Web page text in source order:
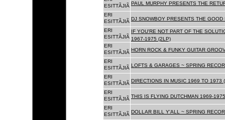
ESITTÃJIÃ PAUL MURPHY PRESENTS THE
ERI
ESITTÃJIÃ DJ SNOWBOY PRESENTS THE GOOD
ERI
ESITTÃJIÃ
IF YOU'RE NOT PART OF THE
1967-1975 (2LP)
ERI
ESITTÃJIÃ HORN ROCK & FUNKY GUITAR
ERI
ESITTÃJIÃ LOFTS & GARAGES ~ SPRING
ERI
ESITTÃJIÃ DIRECTIONS IN MUSIC 1969 TO 1973
ERI
ESITTÃJIÃ THIS IS FLYING DUTCHMAN 1969-
ERI
ESITTÃJIÃ DOLLAR BILL Y'ALL ~ SPRING